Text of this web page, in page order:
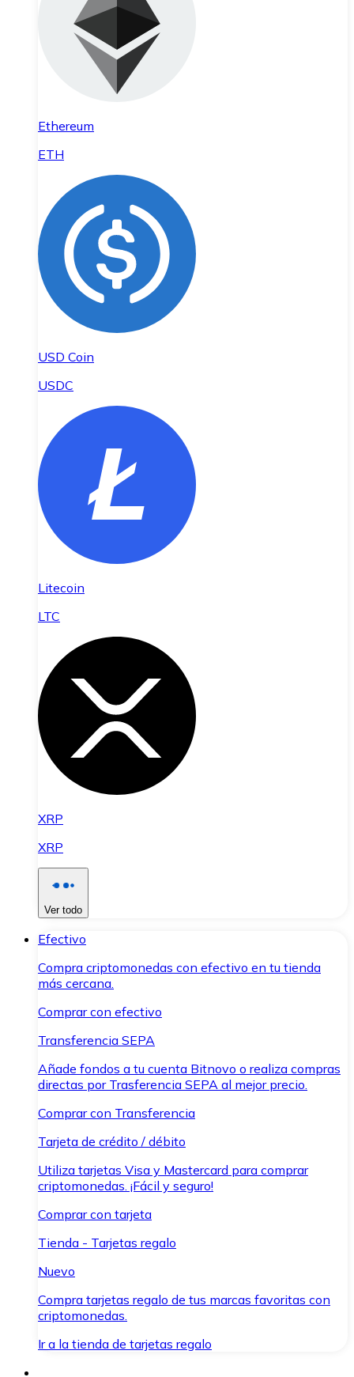
Ethereum
ETH
USD Coin
USDC
Litecoin
LTC
XRP
XRP
Ver todo
Efectivo
Compra criptomonedas con efectivo en tu tienda
más cercana.
Comprar con efectivo
Transferencia SEPA
Añade fondos a tu cuenta Bitnovo o realiza compras
directas por Trasferencia SEPA al mejor precio.
Comprar con Transferencia
Tarjeta de crédito / débito
Utiliza tarjetas Visa y Mastercard para comprar
criptomonedas. ¡Fácil y seguro!
Comprar con tarjeta
Tienda - Tarjetas regalo
Nuevo
Compra tarjetas regalo de tus marcas favoritas con
criptomonedas.
Ir a la tienda de tarjetas regalo